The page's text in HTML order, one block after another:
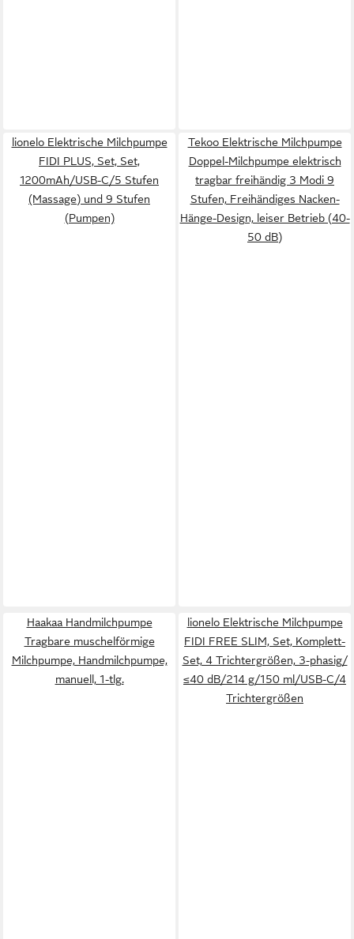
lionelo Elektrische Milchpumpe
FIDI PLUS, Set, Set,
1200mAh/USB-C/5 Stufen
(Massage) und 9 Stufen
(Pumpen)
Tekoo Elektrische Milchpumpe
Doppel-Milchpumpe elektrisch
tragbar freihändig 3 Modi 9
Stufen, Freihändiges Nacken-
Hänge-Design, leiser Betrieb (40-
50 dB)
Haakaa Handmilchpumpe
Tragbare muschelförmige
Milchpumpe, Handmilchpumpe,
manuell, 1-tlg.
lionelo Elektrische Milchpumpe
FIDI FREE SLIM, Set, Komplett-
Set, 4 Trichtergrößen, 3-phasig/
≤40 dB/214 g/150 ml/USB-C/4
Trichtergrößen